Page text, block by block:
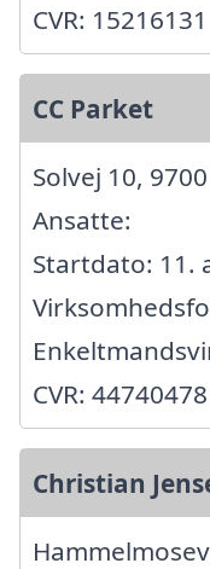
CVR: 15216131
CC Parket
Solvej 10,
Ansatte:
Startdato: 11.
CVR: 44740478
Christian